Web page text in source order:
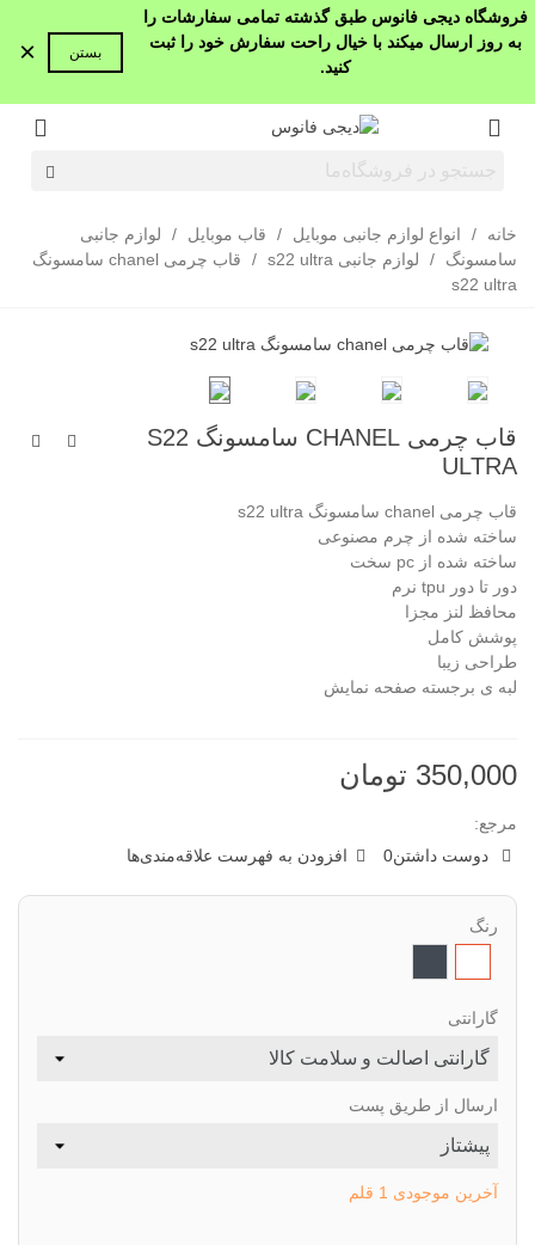
فروشگاه دیجی فانوس طبق گذشته تمامی سفارشات را
به روز ارسال میکند با خیال راحت سفارش خود را ثبت
کنید.
بستن ×
خانه / انواع لوازم جانبی موبایل / قاب موبایل /
لوازم جانبی
سامسونگ
/ لوازم جانبی s22 ultra /
قاب چرمی chanel سامسونگ
s22 ultra
قاب چرمی CHANEL سامسونگ S22
ULTRA
قاب چرمی chanel سامسونگ s22 ultra
ساخته شده از چرم مصنوعی
ساخته شده از pc سخت
دور تا دور tpu نرم
محافظ لنز مجزا
پوشش کامل
طراحی زیبا
لبه ی برجسته صفحه نمایش
350,000 تومان
مرجع:
دوست داشتن0 افزودن به فهرست علاقه‌مندی‌ها
رنگ
گارانتی
ارسال از طریق پست
آخرین موجودی 1 قلم